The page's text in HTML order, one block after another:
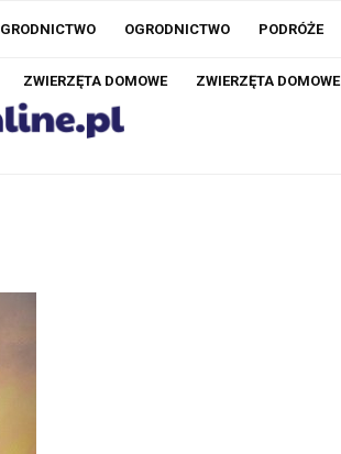
OGRODNICTWO PODRÓŻE
ZWIERZĘTA DOMOWE ZWIERZĘTA DOMOWE